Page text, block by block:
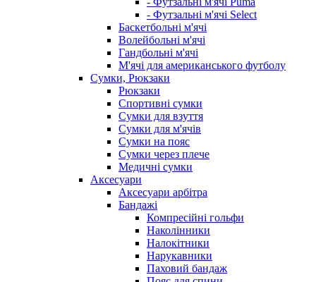
- Футзальні м'ячі Select
Баскетбольні м'ячі
Волейбольні м'ячі
Гандбольні м'ячі
М'ячі для американського футболу
Сумки, Рюкзаки
Рюкзаки
Спортивні сумки
Сумки для взуття
Сумки для м'ячів
Сумки на пояс
Сумки через плече
Медичні сумки
Аксесуари
Аксесуари арбітра
Бандажі
Компресійні гольфи
Наколінники
Налокітники
Нарукавники
Паховий бандаж